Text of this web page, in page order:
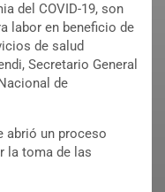
del COVID-19, son
labor en beneficio de
de salud
Secretario General
de
abrió un proceso
la toma de las